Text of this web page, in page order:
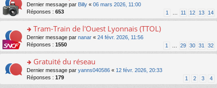
ré
c
le
pl
u
ré
c
e
nt
e
n
o
n
lu
le
pl
s
ré
c
le
m
e
s
s
a
g
n
o
n
o
n
s
ult
er
le
m
e
s
s
a
g
Dernier message par Billy « 06 mars 2026, 11:00
Réponses : 653 1 11 12 13 14
o
n
s
ult
er
le
m
Tram-Train de l'Ouest Lyonnais (TTOL)
Dernier message par nanar « 24 févr. 2026, 11:56
Réponses : 1550 1 29 30 31 32
o
n
s
Gratuité du réseau
Dernier message par yanns040586 « 12 févr. 2026, 20:33
Réponses : 179 1 2 3 4